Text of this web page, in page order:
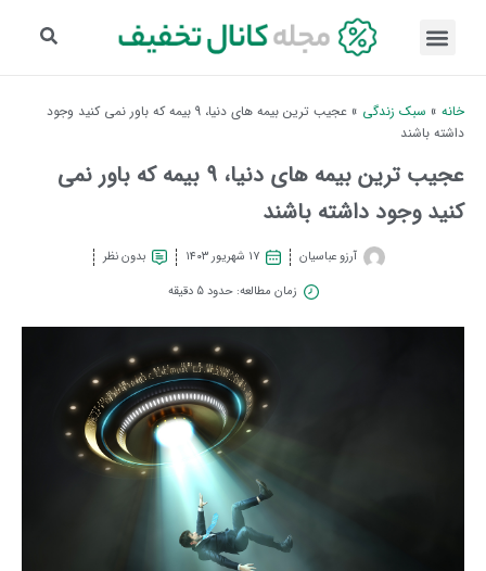
خانه » سبک زندگی »
عجیب ترین بیمه های دنیا، 9 بیمه که باور نمی کنید وجود
داشته باشند
عجیب ترین بیمه های دنیا، 9 بیمه که باور نمی
کنید وجود داشته باشند
آرزو عباسیان ۱۷ شهریور ۱۴۰۳
بدون نظر
زمان مطالعه: حدود 5 دقیقه